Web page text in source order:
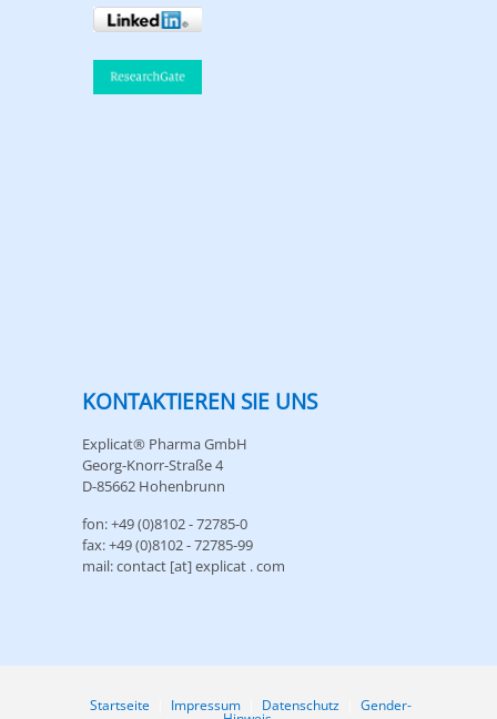
KONTAKTIEREN SIE UNS
Explicat® Pharma GmbH
Georg-Knorr-Straße 4
D-85662 Hohenbrunn
fon: +49 (0)8102 - 72785-0
fax: +49 (0)8102 - 72785-99
mail: contact [at] explicat . com
Startseite Impressum Datenschutz Gender-